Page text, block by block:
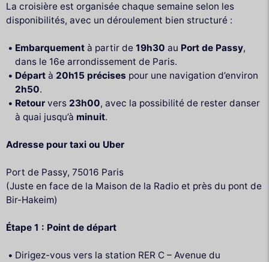
La croisière est organisée chaque semaine selon les
disponibilités, avec un déroulement bien structuré :
Embarquement à partir de19h30 au Port de Passy,
dans le 16e arrondissement de Paris.
Départ à 20h15 précises pour une navigation d’environ
2h50.
Retour vers 23h00, avec la possibilité de rester danser
à quai jusqu’à minuit.
Adresse pour taxi ou Uber
Port de Passy, 75016 Paris
(Juste en face de la Maison de la Radio et près du pont de
Bir-Hakeim)
Étape 1 : Point de départ
Dirigez-vous vers la station RER C – Avenue du